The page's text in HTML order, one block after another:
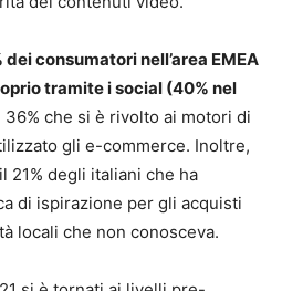
dei consumatori nell’area EMEA
tramite i social (40% nel
36% che si è rivolto ai motori di
gli e-commerce. Inoltre,
21% degli italiani che ha
di ispirazione per gli acquisti
locali che non conosceva.